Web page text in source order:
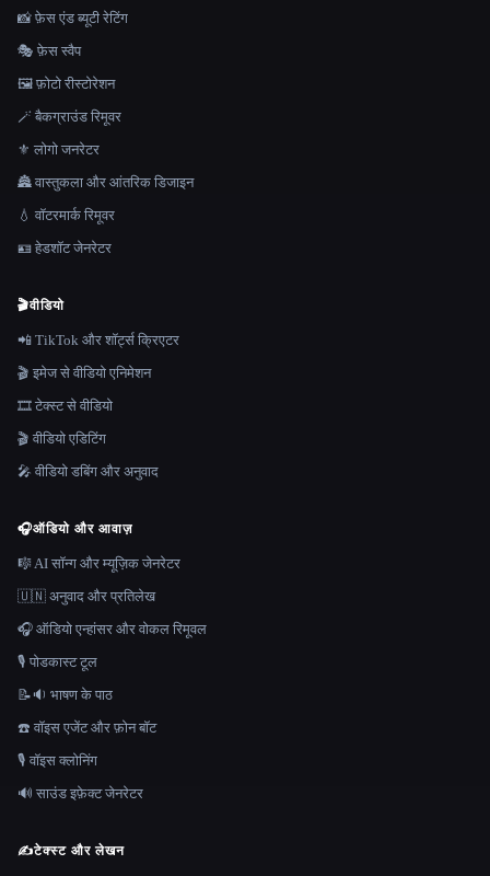
📸 फ़ेस एंड ब्यूटी रेटिंग
🎭 फ़ेस स्वैप
🖼️ फ़ोटो रीस्टोरेशन
🪄 बैकग्राउंड रिमूवर
⚜️ लोगो जनरेटर
🏯 वास्तुकला और आंतरिक डिजाइन
💧 वॉटरमार्क रिमूवर
🪪 हेडशॉट जेनरेटर
🎬वीडियो
📲 TikTok और शॉर्ट्स क्रिएटर
🎬 इमेज से वीडियो एनिमेशन
🎞️ टेक्स्ट से वीडियो
🎬 वीडियो एडिटिंग
🎤 वीडियो डबिंग और अनुवाद
🎧ऑडियो और आवाज़
🎼 AI सॉन्ग और म्यूज़िक जेनरेटर
🇺🇳 अनुवाद और प्रतिलेख
🎧 ऑडियो एन्हांसर और वोकल रिमूवल
🎙️ पोडकास्ट टूल
📝🔉 भाषण के पाठ
☎️ वॉइस एजेंट और फ़ोन बॉट
🎙️ वॉइस क्लोनिंग
🔊 साउंड इफ़ेक्ट जेनरेटर
✍️टेक्स्ट और लेखन